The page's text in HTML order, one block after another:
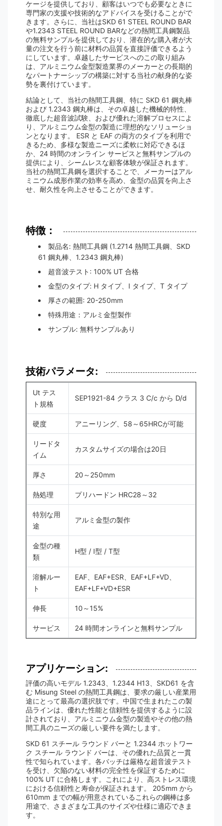
ケージを提供しており、顧客はいつでも必要なときに
専門家の支援や技術的なアドバイスを受けることがで
きます。さらに、当社はSKD 61 STEEL ROUND BAR
や1.2343 STEEL ROUND BARなどの熱間工具鋼製品
の無料サンプルを提供しており、潜在的な購入者が大
量の注文を行う前に材料の品質を直接評価できるよう
にしています。卓越したサービスへのこの取り組み
は、アルミニウム金型製造業界のメーカーとの長期的
なパートナーシップの構築に対する当社の献身的な姿
勢を裏付けています。
結論として、当社の熱間工具鋼、特に SKD 61 鋼丸棒
および 1.2343 鋼丸棒は、その卓越した機械的特性、
徹底した超音波試験、および優れた溶解プロセスによ
り、アルミニウム金型の製造に理想的なソリューショ
ンとなります。 ESR と EAF の両方のタイプを利用で
きるため、多様な製造ニーズに柔軟に対応できるほ
か、24 時間のオンライン サービスと無料サンプルの
提供により、シームレスな顧客体験が保証されます。
当社の熱間工具鋼を選択することで、メーカーはアル
ミニウム成形作業の効率を高め、金型の品質を向上さ
せ、耐久性を向上させることができます。
特徴：
製品名: 熱間工具鋼 (1.2714 熱間工具鋼、SKD
61 鋼丸棒、1.2343 鋼丸棒)
超音波テスト: 100% UT 合格
金型のタイプ: H タイプ、I タイプ、T タイプ
厚さの範囲: 20-250mm
特殊用途：アルミ金型製作
サンプル: 無料サンプルあり
技術パラメータ:
Ut テス
ト規格
SEP1921-84 クラス 3 C/c から D/d
硬度 アニーリング、58～65HRCが可能
リードタ
イム
カスタムサイズの場合は20日
厚さ 20～250mm
熱処理 プリハードン HRC28～32
特別な用
途
アルミ金型の製作
金型の種
類
H型 / I型 / T型
溶解ルー
ト
EAF、EAF+ESR、EAF+LF+VD、
EAF+LF+VD+ESR
伸長 10～15%
サービス 24 時間オンラインと無料サンプル
アプリケーション:
評価の高いモデル 1.2343、1.2344 H13、SKD61 を含
む Misung Steel の熱間工具鋼は、要求の厳しい産業用
途にとって最高の選択肢です。中国で生まれたこの製
品ラインは、優れた性能と信頼性を提供するように設
計されており、アルミニウム金型の製造やその他の熱
間工具のニーズの厳しい要件を満たします。
SKD 61 スチール ラウンド バーと 1.2344 ホットワー
ク スチール ラウンド バーは、その優れた品質と一貫
性で知られています。各バッチは厳格な超音波テスト
を受け、欠陥のない材料の完全性を保証するために
100% UT に合格します。これにより、高ストレス環境
における信頼性と寿命が保証されます。 205mm から
610mm までの幅が用意されているこれらの鋼棒は多
用途で、さまざまな工具のサイズや仕様に適応できま
す。